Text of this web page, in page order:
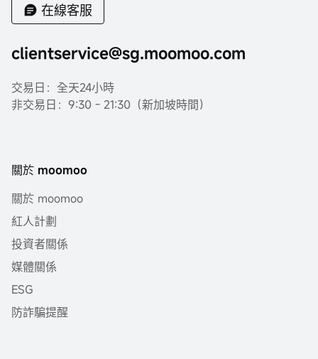
在線客服
clientservice@sg.moomoo.com
交易日：全天24小時
非交易日：9:30 - 21:30（新加坡時間）
關於 moomoo
關於 moomoo
紅人計劃
投資者關係
媒體關係
ESG
防詐騙提醒